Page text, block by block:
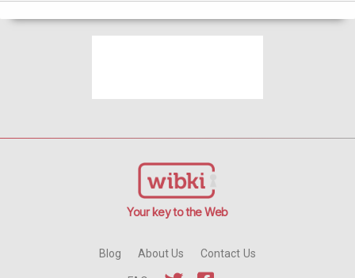
Your key to the Web
Blog About Us Contact Us